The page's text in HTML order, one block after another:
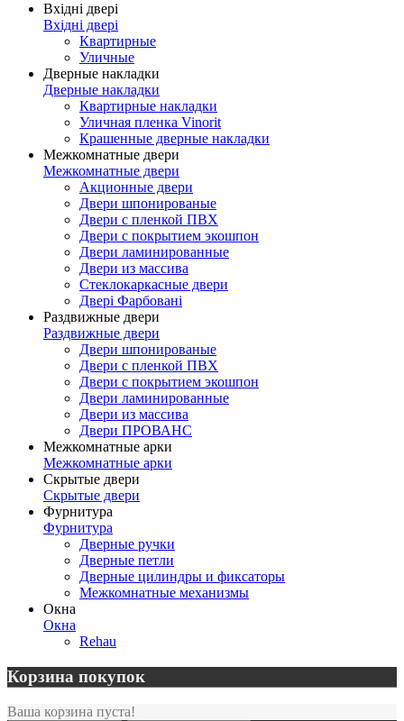
Вхідні двері
Вхідні двері
Квартирные
Уличные
Дверные накладки
Дверные накладки
Квартирные накладки
Уличная пленка Vinorit
Крашенные дверные накладки
Межкомнатные двери
Межкомнатные двери
Акционные двери
Двери шпонированые
Двери с пленкой ПВХ
Двери с покрытием экошпон
Двери ламинированные
Двери из массива
Стеклокаркасные двери
Двері Фарбовані
Раздвижные двери
Раздвижные двери
Двери шпонированые
Двери с пленкой ПВХ
Двери с покрытием экошпон
Двери ламинированные
Двери из массива
Двери ПРОВАНС
Межкомнатные арки
Межкомнатные арки
Скрытые двери
Скрытые двери
Фурнитура
Фурнитура
Дверные ручки
Дверные петли
Дверные цилиндры и фиксаторы
Межкомнатные механизмы
Окна
Окна
Rehau
Корзина покупок
Ваша корзина пуста!